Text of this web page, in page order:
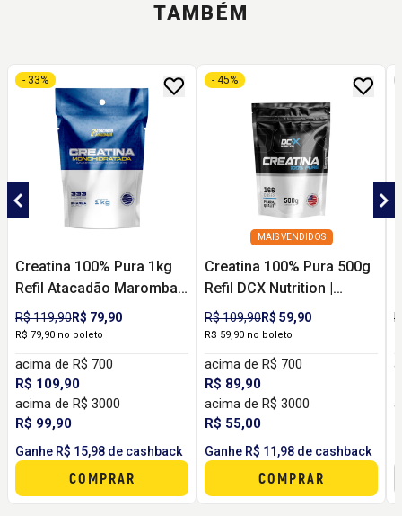
TAMBÉM
Creatina 100% Pura 1kg
Refil Atacadão Maromba |
Monohidratada para
Força, Performance e
R$ 119,90R$ 79,90
- 33%
R$ 79,90 no boleto
acima de R$ 700
R$ 109,90
acima de R$ 3000
R$ 99,90
Ganhe R$ 15,98 de cashback
COMPRAR
MAIS VENDIDOS
Creatina 100% Pura 500g
Refil DCX Nutrition |
Monohidratada para
Força, Performance e
R$ 109,90R$ 59,90
- 45%
R$ 59,90 no boleto
acima de R$ 700
R$ 89,90
acima de R$ 3000
R$ 55,00
Ganhe R$ 11,98 de cashback
COMPRAR